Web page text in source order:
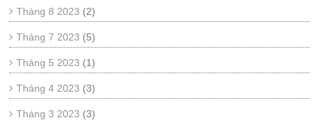
Tháng 8 2023 (2)
Tháng 7 2023 (5)
Tháng 5 2023 (1)
Tháng 4 2023 (3)
Tháng 3 2023 (3)